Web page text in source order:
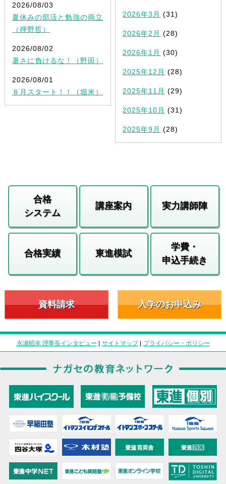
2026/08/03
夏休みの部活と勉強の両立
（押野哲）
2026/08/02
暑さに負けるな！（野田）
2026/08/01
８月スタート！！（堀米）
2026年3月 (31)
2026年2月 (28)
2026年1月 (30)
2025年12月 (28)
2025年11月 (29)
2025年10月 (31)
2025年9月 (28)
合格
システム
講座案内 実力講師陣
合格実績 東進模試
学費・
申込手続き
資料請求 入学のお申込み
永瀬昭幸 理事長インタビュー | サイトマップ| プライバシー・ポリシー